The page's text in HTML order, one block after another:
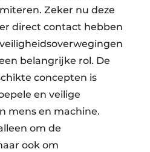
Zeker nu deze
direct contact hebben
belangrijke rol. De
concepten is
en veilige
mens en machine.
om de
ook om